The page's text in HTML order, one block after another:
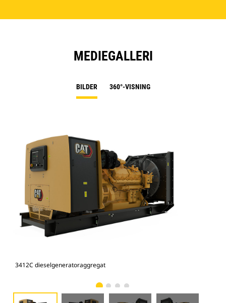
MEDIEGALLERI
BILDER 360°-VISNING
3412C dieselgeneratoraggregat